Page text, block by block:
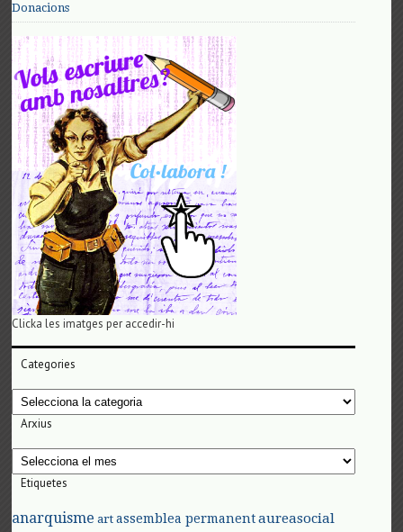
Donacions
Clicka les imatges per accedir-hi
Categories
Categories
Arxius
Arxius
Etiquetes
anarquisme art assemblea permanent aureasocial